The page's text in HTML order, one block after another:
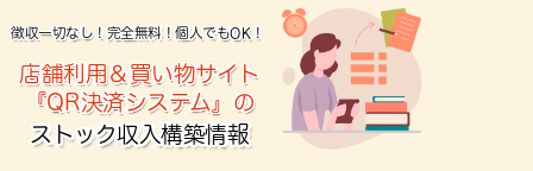
徴収一切なし！完全無料！個人でもOK！
店舗利用＆買い物サイト
『QR決済システム』の
ストック収入構築情報